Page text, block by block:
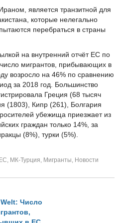
является транзитной для
которые нелегально
перебраться в страны
на внутренний отчёт ЕС по
мигрантов, прибывающих в
возросло на 46% по сравнению
за 2018 год. Большинство
Греция (68 тысяч
(1803), Кипр (261), Болгария
убежища приезжает из
граждан только 14%, за
(8%), турки (5%).
ЕС, МК-Турция, Мигранты, Новости